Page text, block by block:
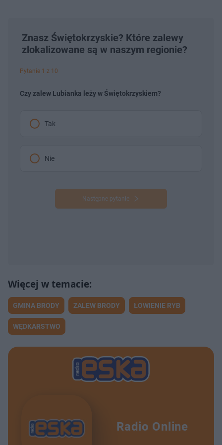
Znasz Świętokrzyskie? Które zalewy
zlokalizowane są w naszym regionie?
Pytanie 1 z 10
Czy zalew Lubianka leży w Świętokrzyskiem?
Tak
Nie
Następne pytanie
GMINA BRODY ZALEW BRODY ŁOWIENIE RYB
WĘDKARSTWO
Radio Online